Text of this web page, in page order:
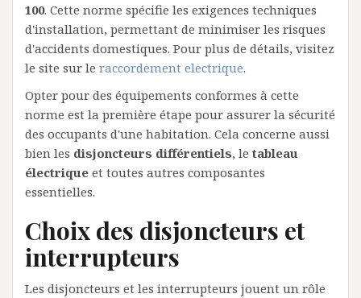
100. Cette norme spécifie les exigences techniques
d'installation, permettant de minimiser les risques
d'accidents domestiques. Pour plus de détails, visitez
le site sur le raccordement electrique.
Opter pour des équipements conformes à cette
norme est la première étape pour assurer la sécurité
des occupants d'une habitation. Cela concerne aussi
bien les disjoncteurs différentiels, le tableau
électrique et toutes autres composantes
essentielles.
Choix des disjoncteurs et
interrupteurs
Les disjoncteurs et les interrupteurs jouent un rôle